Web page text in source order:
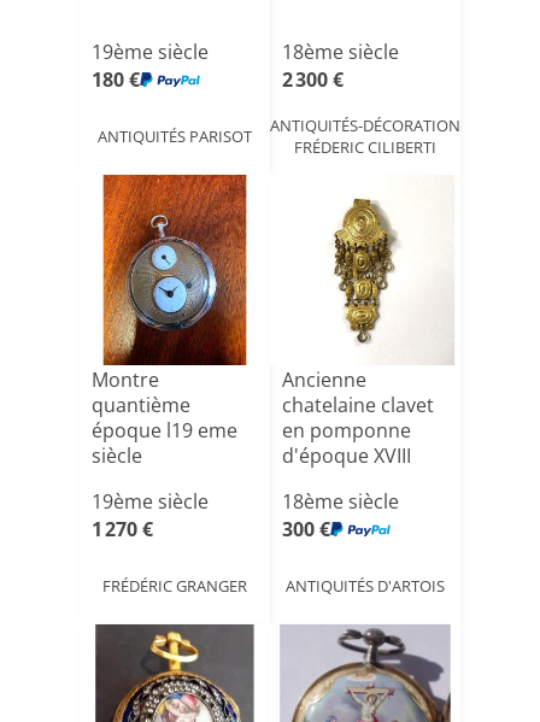
19ème siècle
180 €
ANTIQUITÉS PARISOT
18ème siècle
2 300 €
ANTIQUITÉS-DÉCORATION
FRÉDERIC CILIBERTI
Montre
quantième
époque l19 eme
siècle
19ème siècle
1 270 €
FRÉDÉRIC GRANGER
Ancienne
chatelaine clavet
en pomponne
d'époque XVIII
18ème siècle
300 €
ANTIQUITÉS D'ARTOIS